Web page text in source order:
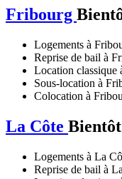
Fribourg
Logements à
Reprise de bail à
Location classique
Sous-location à
Colocation à
La Côte Bientôt
Logements à La
Reprise de bail à